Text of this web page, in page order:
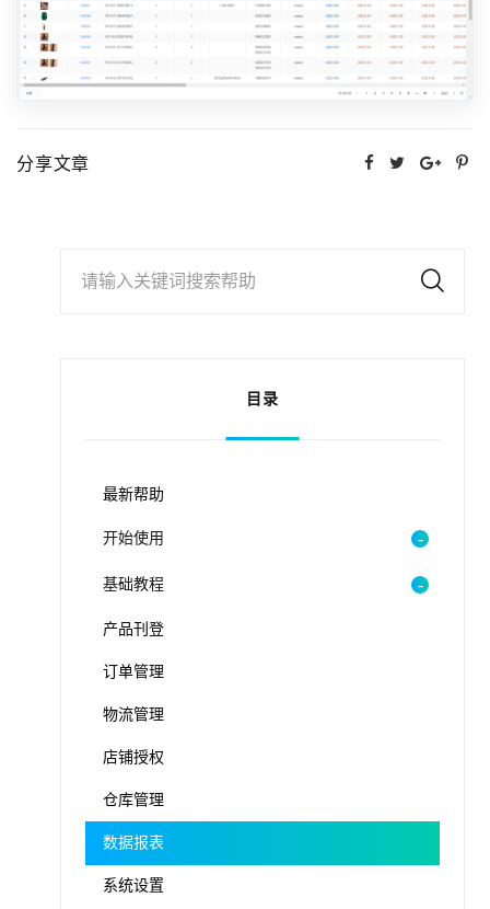
分享文章
请输入关键词搜索帮助
目录
最新帮助
开始使用
基础教程
产品刊登
订单管理
物流管理
店铺授权
仓库管理
数据报表
系统设置